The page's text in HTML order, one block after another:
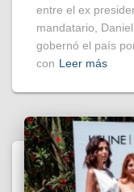
entre el ex
mandatario,
gobernó el país
con Leer más